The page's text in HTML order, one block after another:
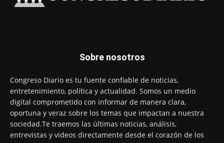
Sobre nosotros
Congreso Diario es tu fuente confiable de noticias,
entretenimiento, política y actualidad. Somos un medio
digital comprometido con informar de manera clara,
oportuna y veraz sobre los temas que impactan a nuestra
sociedad.Te traemos las últimas noticias, análisis,
entrevistas y videos directamente desde el corazón de los